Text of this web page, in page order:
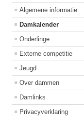
Algemene informatie
Damkalender
Onderlinge
Externe competitie
Jeugd
Over dammen
Damlinks
Privacyverklaring